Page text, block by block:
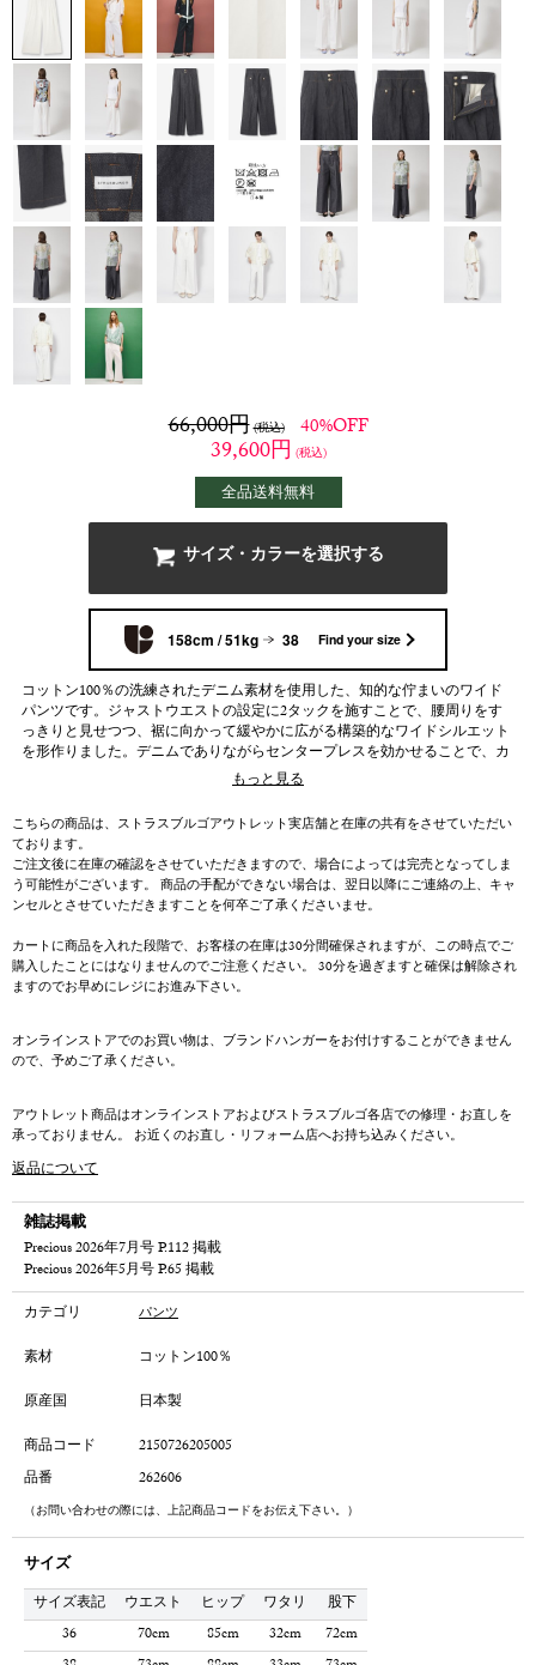
66,000円(税込) 40%OFF
39,600円 (税込)
全品送料無料
サイズ・カラーを選択する
158cm / 51kg 38 Find your size
コットン100％の洗練されたデニム素材を使用した、知的な佇まいのワイド
パンツです。ジャストウエストの設定に2タックを施すことで、腰周りをす
っきりと見せつつ、裾に向かって緩やかに広がる構築的なワイドシルエット
を形作りました。デニムでありながらセンタープレスを効かせることで、カ
ジュアルに寄りすぎない端正な美しさを備えています。フロントにあしらわ
り、ミニマルなデザインの中にモダンな個性を漂わせます。生地には反応染
めを採用しているため、色落ちや色移りが起きにくく、日常の中で気兼ねな
くお召しいただける点も魅力です。シンプルなシャツやタイトなニットと合
わせた、大人の余裕を感じさせるクリーンな着こなしが完成します。
もっと見る
こちらの商品は、ストラスブルゴアウトレット実店舗と在庫の共有をさせていただい
ております。
ご注文後に在庫の確認をさせていただきますので、場合によっては完売となってしま
う可能性がございます。 商品の手配ができない場合は、翌日以降にご連絡の上、キャ
ンセルとさせていただきますことを何卒ご了承くださいませ。
カートに商品を入れた段階で、お客様の在庫は30分間確保されますが、この時点でご
購入したことにはなりませんのでご注意ください。 30分を過ぎますと確保は解除され
ますのでお早めにレジにお進み下さい。
オンラインストアでのお買い物は、ブランドハンガーをお付けすることができません
ので、予めご了承ください。
アウトレット商品はオンラインストアおよびストラスブルゴ各店での修理・お直しを
承っておりません。 お近くのお直し・リフォーム店へお持ち込みください。
返品について
雑誌掲載
Precious 2026年7月号 P.112 掲載
Precious 2026年5月号 P.65 掲載
カテゴリ
パンツ
素材
コットン100％
原産国
日本製
商品コード
2150726205005
品番
262606
（お問い合わせの際には、上記商品コードをお伝え下さい。）
サイズ
サイズ表記 ウエスト ヒップ ワタリ
股下
36
70cm 85cm 32cm
72cm